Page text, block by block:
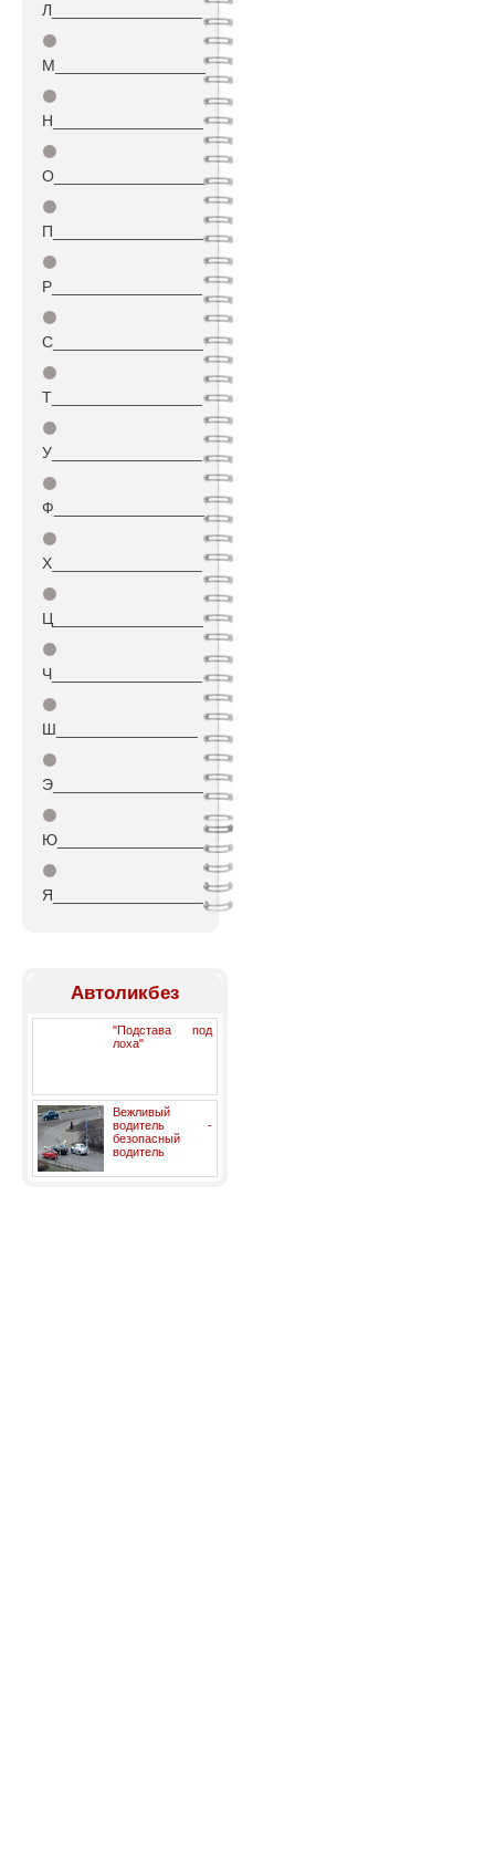
Л_________________
⚫
М_________________
⚫
Н_________________
⚫
О_________________
⚫
П_________________
⚫
Р_________________
⚫
С_________________
⚫
Т_________________
⚫
У_________________
⚫
Ф_________________
⚫
Х_________________
⚫
Ц_________________
⚫
Ч_________________
⚫
Ш________________
⚫
Э_________________
⚫
Ю_________________
⚫
Я_________________
Автоликбез
"Подстава под
лоха"
Вежливый
водитель -
безопасный
водитель